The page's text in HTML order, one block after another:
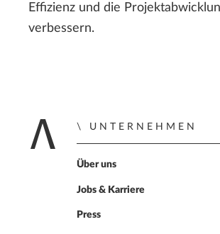
Effizienz und die
verbessern.
Zur Startseite
UNTERNEHMEN
Über uns
Jobs & Karriere
Press